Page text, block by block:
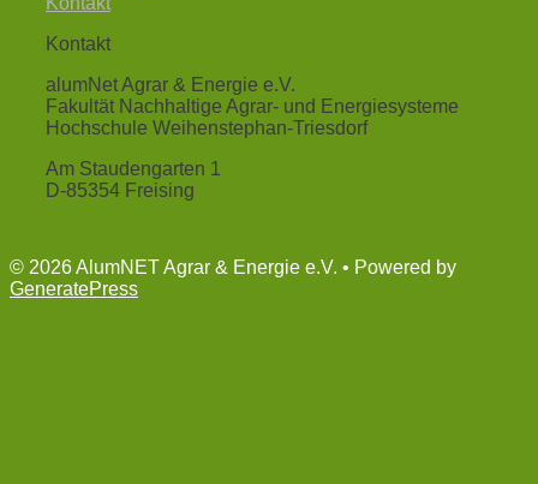
Kontakt
alumNet Agrar & Energie e.V.
Fakultät Nachhaltige Agrar- und Energiesysteme
Hochschule Weihenstephan-Triesdorf
Am Staudengarten 1
D-85354 Freising
© 2026 AlumNET Agrar & Energie e.V. • Powered by
GeneratePress